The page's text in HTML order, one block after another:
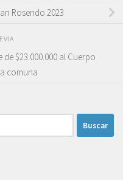
Rosendo 2023
$23.000.000 al Cuerpo
comuna